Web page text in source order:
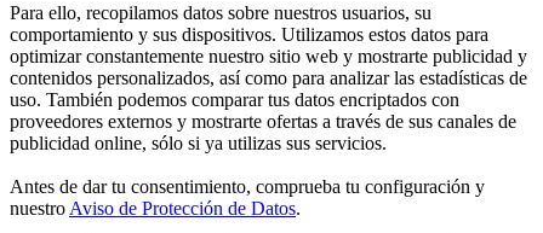
Para ello, recopilamos datos sobre nuestros usuarios, su
comportamiento y sus dispositivos. Utilizamos estos datos para
optimizar constantemente nuestro sitio web y mostrarte publicidad y
contenidos personalizados, así como para analizar las estadísticas de
uso. También podemos comparar tus datos encriptados con
proveedores externos y mostrarte ofertas a través de sus canales de
publicidad online, sólo si ya utilizas sus servicios.
Antes de dar tu consentimiento, comprueba tu configuración y
nuestro Aviso de Protección de Datos.